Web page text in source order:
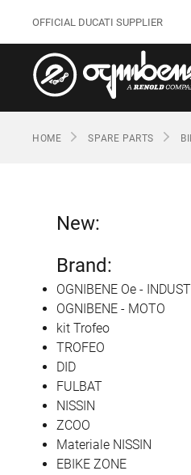
OFFICIAL DUCATI SUPPLIER
HOME SPARE PARTS
New:
Brand:
OGNIBENE Oe -
OGNIBENE - MOTO
kit Trofeo
TROFEO
DID
FULBAT
NISSIN
ZCOO
Materiale NISSIN
EBIKE ZONE